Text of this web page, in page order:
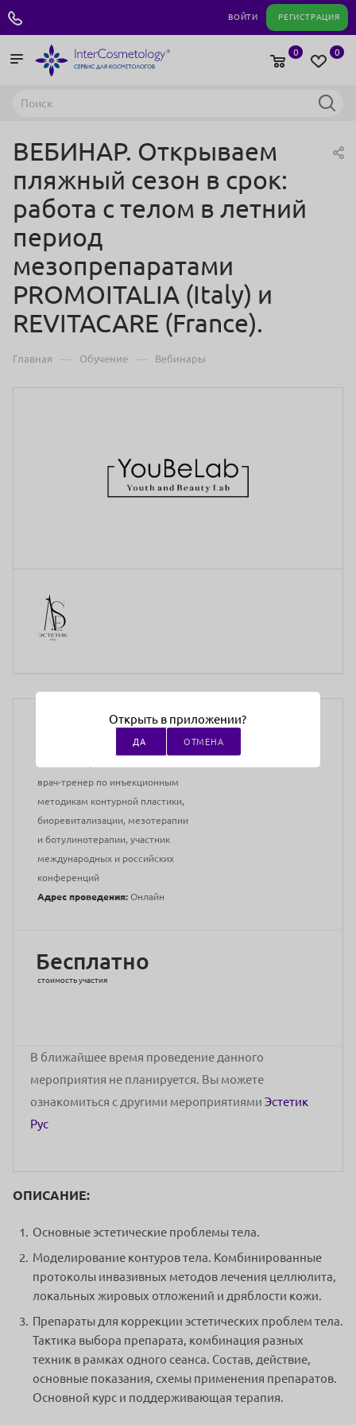
ВОЙТИ РЕГИСТРАЦИЯ
0
0
ВЕБИНАР. Открываем
пляжный сезон в срок:
работа с телом в летний
период
мезопрепаратами
PROMOITALIA (Italy) и
REVITACARE (France).
Главная — Обучение — Вебинары
Преподаватели:Шафранская Мария
Врач-дерматовенеролог, врач
врач-тренер по инъекционным
методикам контурной пластики,
биоревитализации, мезотерапии
и ботулинотерапии, участник
международных и российских
конференций
Адрес проведения: Онлайн
Бесплатно
стоимость участия
В ближайшее время проведение данного
мероприятия не планируется. Вы можете
ознакомиться с другими мероприятиями Эстетик
Рус
ОПИСАНИЕ:
Основные эстетические проблемы тела.
Моделирование контуров тела. Комбинированные
протоколы инвазивных методов лечения целлюлита,
локальных жировых отложений и дряблости кожи.
Препараты для коррекции эстетических проблем тела.
Тактика выбора препарата, комбинация разных
техник в рамках одного сеанса. Состав, действие,
основные показания, схемы применения препаратов.
Основной курс и поддерживающая терапия.
Открыть в приложении?
ДА ОТМЕНА